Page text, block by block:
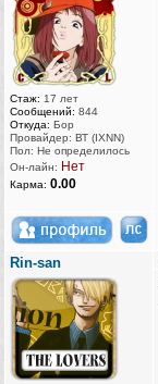
Стаж: 17 лет
Сообщений: 844
Откуда: Бор
Провайдер: ВТ (IXNN)
Пол: Не определилось
Он-лайн: Нет
Карма: 0.00
Rin-san